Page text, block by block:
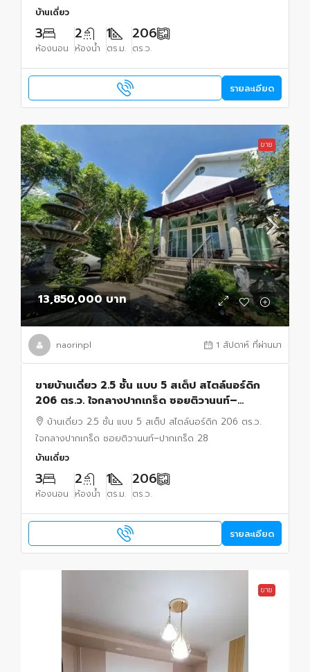
บ้านเดี่ยว
3
ห้องนอน
2
ห้องน้ำ
1
ตร.ม.
206
ตร.ว.
รายละเอียด
ขาย
13,850,000 บาท
naorinpl 1 สัปดาห์ ที่ผ่านมา
ขายบ้านเดี่ยว 2.5 ชั้น แบบ 5 สเต็ป สไตล์นอร์ดิก
206 ตร.ว. ใจกลางปากเกร็ด ซอยติวานนท์–
ปากเกร็ด 28 ทำเลรุ่งเรือง อยู่และทำธุรกิจได้ในหลัง
เดียว
บ้านเดี่ยว 2.5 ชั้น แบบ 5 สเต็ป สไตล์นอร์ดิก 206 ตร.ว.
ใจกลางปากเกร็ด ซอยติวานนท์–ปากเกร็ด 28
บ้านเดี่ยว
3
ห้องนอน
2
ห้องน้ำ
1
ตร.ม.
206
ตร.ว.
รายละเอียด
ขาย